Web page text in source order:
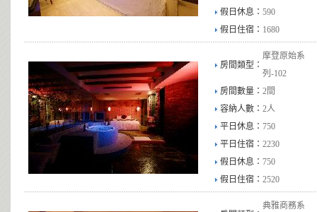
假日休息： 590
假日住宿： 1680
房間類型：
摩登原始系
列-102
房間數量： 2間
容納人數： 2人
平日休息： 750
平日住宿： 2230
假日休息： 750
假日住宿： 2520
典雅商務系